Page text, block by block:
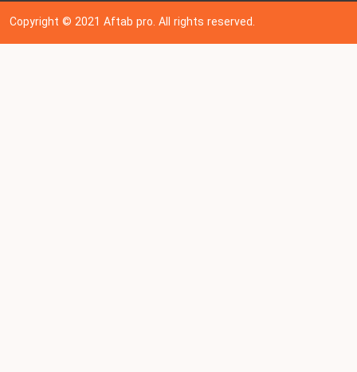
Copyright © 202 1Aftab pro. All rights reserved.